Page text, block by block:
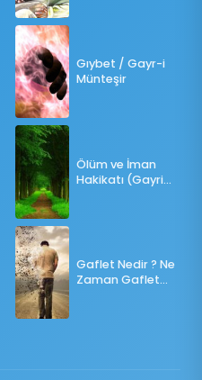
Gıybet / Gayr-i
Münteşir
Ölüm ve İman
Hakikatı (Gayri
Gaflet Nedir ? Ne
Zaman Gaflet